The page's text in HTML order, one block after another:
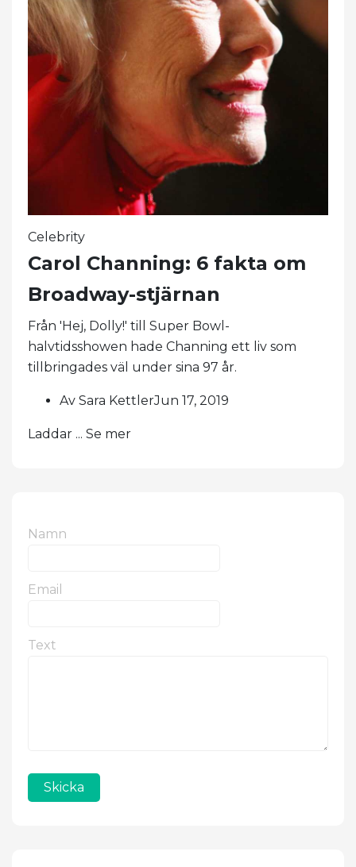
Celebrity
Carol Channing: 6 fakta om
Broadway-stjärnan
Från 'Hej, Dolly!' till Super Bowl-
halvtidsshowen hade Channing ett liv som
tillbringades väl under sina 97 år.
Av Sara KettlerJun 17, 2019
Laddar ... Se mer
Namn
Email
Text
Skicka